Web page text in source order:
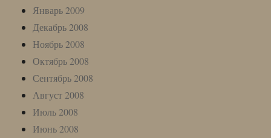
Январь 2009
Декабрь 2008
Ноябрь 2008
Октябрь 2008
Сентябрь 2008
Август 2008
Июль 2008
Июнь 2008